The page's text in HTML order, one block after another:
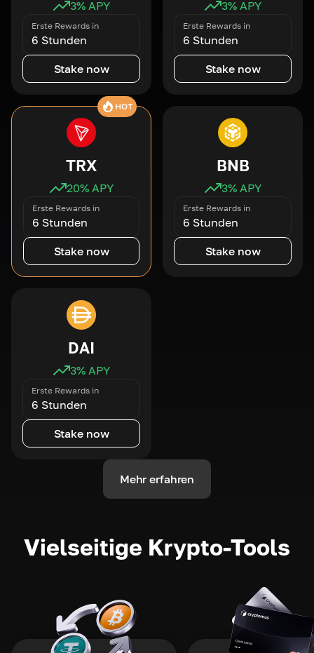
3% APY
Erste Rewards in
6 Stunden
Stake now
3% APY
Erste Rewards in
6 Stunden
Stake now
HOT
TRX
20% APY
Erste Rewards in
6 Stunden
Stake now
BNB
3% APY
Erste Rewards in
6 Stunden
Stake now
DAI
3% APY
Erste Rewards in
6 Stunden
Stake now
Mehr erfahren
Vielseitige Krypto-Tools